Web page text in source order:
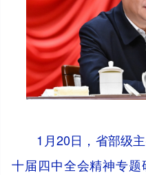
1月20日，省部级
十届四中全会精神专